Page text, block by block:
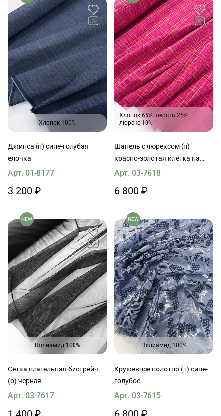
Хлопок 100%
Джинса (н) сине-голубая
елочка
Арт. 01-8177
3 200 ₽
Хлопок 65% шерсть 25%
люрекс 10%
Шанель с люрексом (н)
красно-золотая клетка на
розовом
Арт. 03-7618
6 800 ₽
NEW
Полиамид 100%
Сетка плательная бистрейч
(о) черная
Арт. 03-7617
1 400 ₽
NEW
Полиамид 100%
Кружевное полотно (н) сине-
голубое
Арт. 03-7615
6 800 ₽